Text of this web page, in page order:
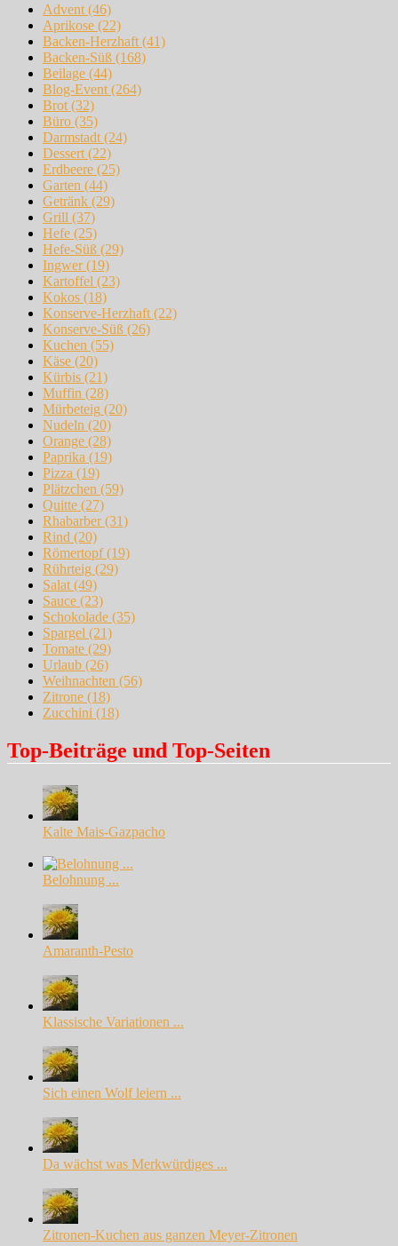
Advent (46)
Aprikose (22)
Backen-Herzhaft (41)
Backen-Süß (168)
Beilage (44)
Blog-Event (264)
Brot (32)
Büro (35)
Darmstadt (24)
Dessert (22)
Erdbeere (25)
Garten (44)
Getränk (29)
Grill (37)
Hefe (25)
Hefe-Süß (29)
Ingwer(19)
Kartoffel (23)
Kokos (18)
Konserve-Herzhaft (22)
Konserve-Süß (26)
Kuchen (55)
Käse (20)
Kürbis (21)
Muffin (28)
Mürbeteig (20)
Nudeln (20)
Orange (28)
Paprika (19)
Pizza (19)
Plätzchen (59)
Quitte (27)
Rhabarber(31)
Rind (20)
Römertopf(19)
Rührteig (29)
Salat (49)
Sauce (23)
Schokolade (35)
Spargel (21)
Tomate (29)
Urlaub (26)
Weihnachten (56)
Zitrone (18)
Zucchini (18)
Top-Beiträge und Top-Seiten
Kalte Mais-Gazpacho
Belohnung ...
Amaranth-Pesto
Klassische Variationen ...
Sich einen Wolf leiern ...
Da wächst was Merkwürdiges ...
Zitronen-Kuchen aus ganzen Meyer-Zitronen